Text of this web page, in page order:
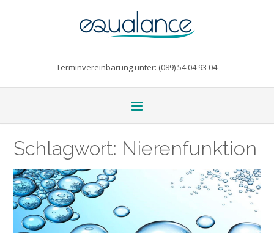
Terminvereinbarung unter: (089) 54 04 93 04
Schlagwort: Nierenfunktion